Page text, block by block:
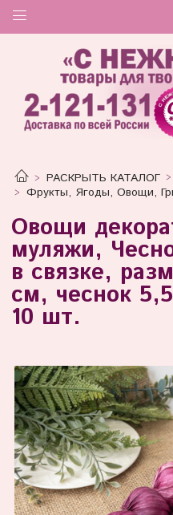
РАСКРЫТЬ КАТАЛОГ
Фрукты, Ягоды, Овощи,
Овощи
муляжи,
в связке,
см, чеснок
10 шт.